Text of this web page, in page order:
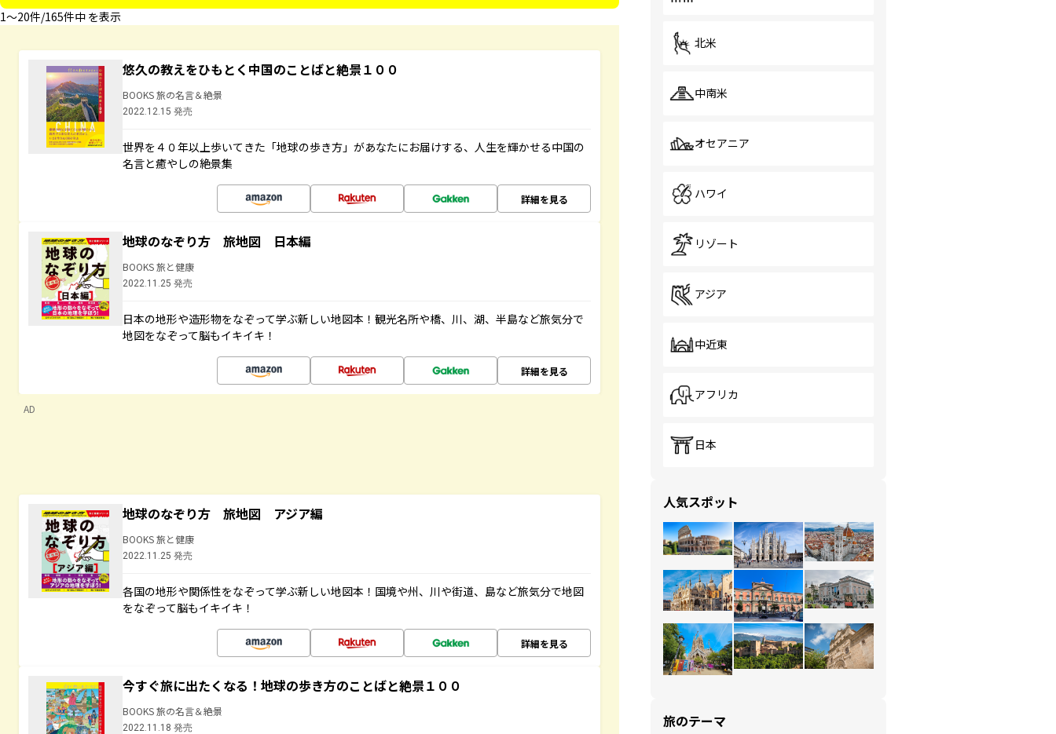
1〜20件/165件中 を表示
悠久の教えをひもとく中国のことばと絶景１００
BOOKS 旅の名言＆絶景
2022.12.15 発売
世界を４０年以上歩いてきた「地球の歩き方」があなたにお届けする、人生を輝かせる中国の
名言と癒やしの絶景集
詳細を見る
地球のなぞり方 旅地図 日本編
BOOKS 旅と健康
2022.11.25 発売
日本の地形や造形物をなぞって学ぶ新しい地図本！観光名所や橋、川、湖、半島など旅気分で
地図をなぞって脳もイキイキ！
詳細を見る
AD
地球のなぞり方 旅地図 アジア編
BOOKS 旅と健康
2022.11.25 発売
各国の地形や関係性をなぞって学ぶ新しい地図本！国境や州、川や街道、島など旅気分で地図
をなぞって脳もイキイキ！
詳細を見る
今すぐ旅に出たくなる！地球の歩き方のことばと絶景１００
BOOKS 旅の名言＆絶景
2022.11.18 発売
北米
中南米
オセアニア
ハワイ
リゾート
アジア
中近東
アフリカ
日本
人気スポット
旅のテーマ